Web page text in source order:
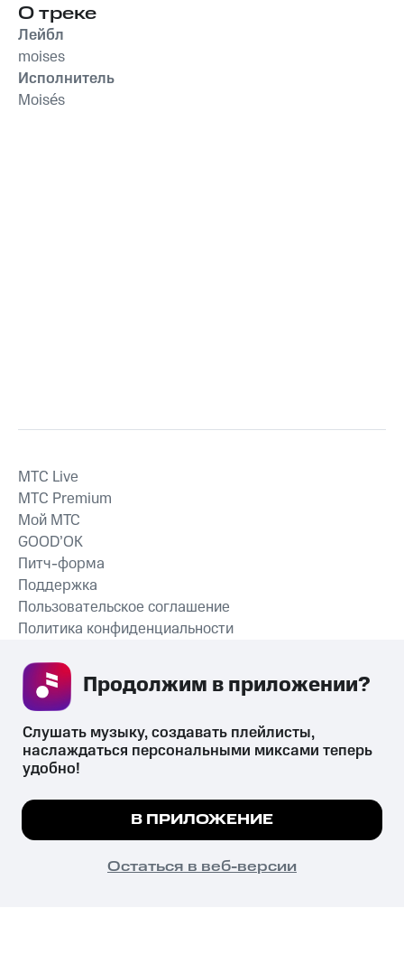
О треке
Лейбл
moises
Исполнитель
Moisés
СКАЧАТЬ ПРИЛОЖЕНИЕ
MTС Live
MTС Premium
Мой МТС
GOOD’OK
Питч-форма
Поддержка
Пользовательское соглашение
Политика конфиденциальности
психотропных веществ, их аналогов причиняет вред здоровью,
их незаконный оборот запрещён и влечёт установленную
законодательством ответственность.
© 2026 ООО «КИОН».
Все права защищены
Мы используем куки, чтобы на сайте все
Подробнее
ПОНЯТНО
Слушать музыку, создавать плейлисты,
наслаждаться персональными миксами теперь
удобно!
В ПРИЛОЖЕНИЕ
Остаться в веб-версии